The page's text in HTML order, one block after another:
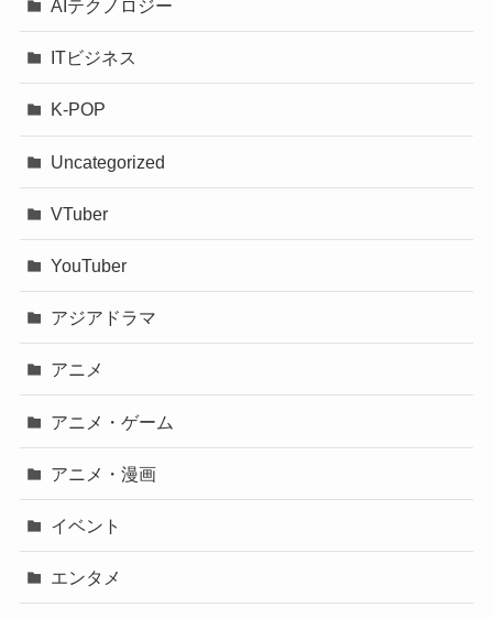
AIテクノロジー
ITビジネス
K-POP
Uncategorized
VTuber
YouTuber
アジアドラマ
アニメ
アニメ・ゲーム
アニメ・漫画
イベント
エンタメ